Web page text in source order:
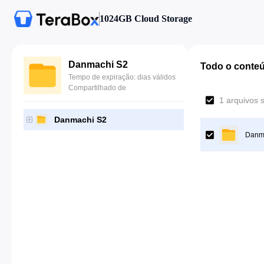
1024GB Cloud Storage
Danmachi S2
Tempo de expiração: dias válidos
Compartilhado de
Danmachi S2
Todo o
1 arquivos